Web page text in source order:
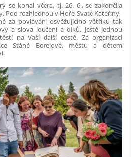
se konal včera, tj. 26. 6., se zakončila
Pod rozhlednou v Hoře Svaté Kateřiny,
za povlávání osvěžujícího větříku tak
a slova loučení a díků. Ještě jednou
na Vaší další cestě. Za organizaci
Stáně Borejové, městu a dětem